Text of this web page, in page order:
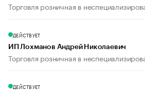
Торговля розничная в
ДЕЙСТВУЕТ
ИП Лохманов Андрей Николаевич
Торговля розничная в
ДЕЙСТВУЕТ